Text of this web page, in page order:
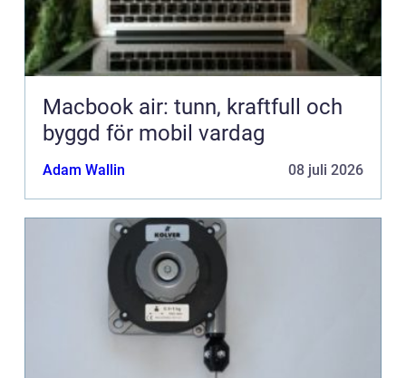
Macbook air: tunn, kraftfull och
byggd för mobil vardag
Adam Wallin 08 juli 2026